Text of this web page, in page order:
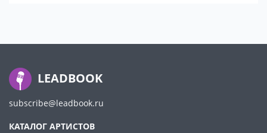
LEADBOOK
subscribe@leadbook.ru
КАТАЛОГ АРТИСТОВ